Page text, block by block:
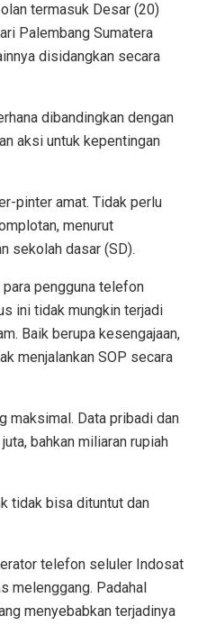
termasuk Desar (20)
Palembang Sumatera
disidangkan secara
dibandingkan dengan
aksi untuk kepentingan
pinter amat. Tidak perlu
menurut
sekolah dasar (SD).
pengguna telefon
ini tidak mungkin terjadi
Baik berupa kesengajaan,
menjalankan SOP secara
maksimal. Data pribadi dan
bahkan miliaran rupiah
tidak bisa dituntut dan
telefon seluler Indosat
melenggang. Padahal
menyebabkan terjadinya